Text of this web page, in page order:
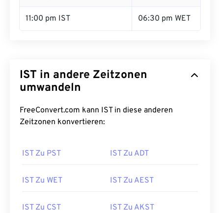
11:00 pm IST 06:30 pm WET
IST in andere Zeitzonen
umwandeln
FreeConvert.com kann IST in diese anderen
Zeitzonen konvertieren:
IST Zu PST IST Zu ADT
IST Zu WET IST Zu AEST
IST Zu CST IST Zu AKST